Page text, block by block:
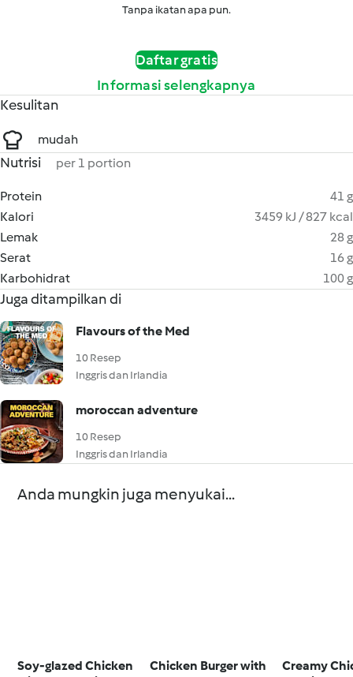
Tanpa ikatan apa pun.
Daftar gratis
Informasi selengkapnya
Kesulitan
mudah
Nutrisi per 1 portion
Protein
41 g
Kalori
3459 kJ / 827 kcal
Lemak
28 g
Serat
16 g
Karbohidrat
100 g
Juga ditampilkan di
Flavours of the Med
10 Resep
Inggris dan Irlandia
moroccan adventure
10 Resep
Inggris dan Irlandia
Anda mungkin juga menyukai...
Soy-glazed Chicken
Chicken Burger with
Creamy